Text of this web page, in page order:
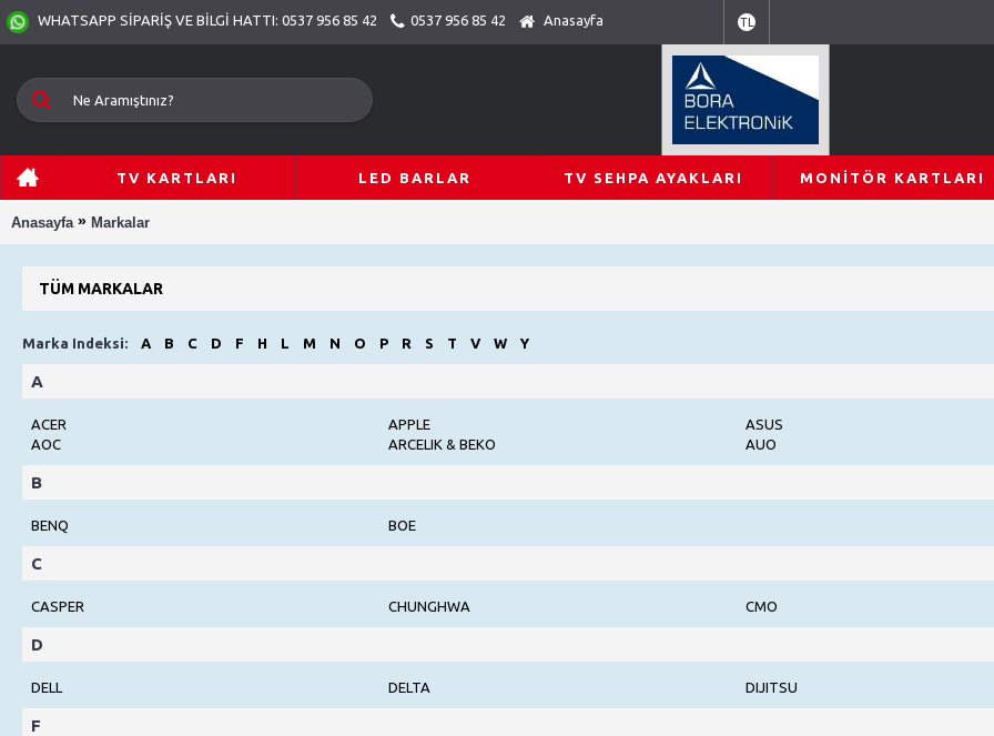
WHATSAPP SİPARİŞ VE BİLGİ HATTI: 0537 956 85 42 0537 956 85 42 Anasayfa TL
TV KARTLARI LED BARLAR TV SEHPA AYAKLARI MONITÖR KARTLARI
Anasayfa » Markalar
TÜM MARKALAR
Marka Indeksi: A B C D F H L M N O P R S T V W Y
A
ACER
AOC
APPLE
ARCELIK & BEKO
ASUS
AUO
B
BENQ BOE
C
CASPER CHUNGHWA CMO
D
DELL DELTA DIJITSU
F